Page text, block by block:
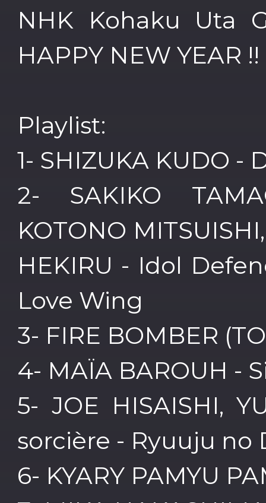
NHK Kohaku Uta
HAPPY NEW YEAR !!
Playlist:
1- SHIZUKA KUDO -
2- SAKIKO
KOTONO
HEKIRU - Idol
Love Wing
3- FIRE BOMBER
4- MAÏA BAROUH -
5- JOE HISAISHI,
sorcière - Ryuuju no
6- KYARY PAMYU